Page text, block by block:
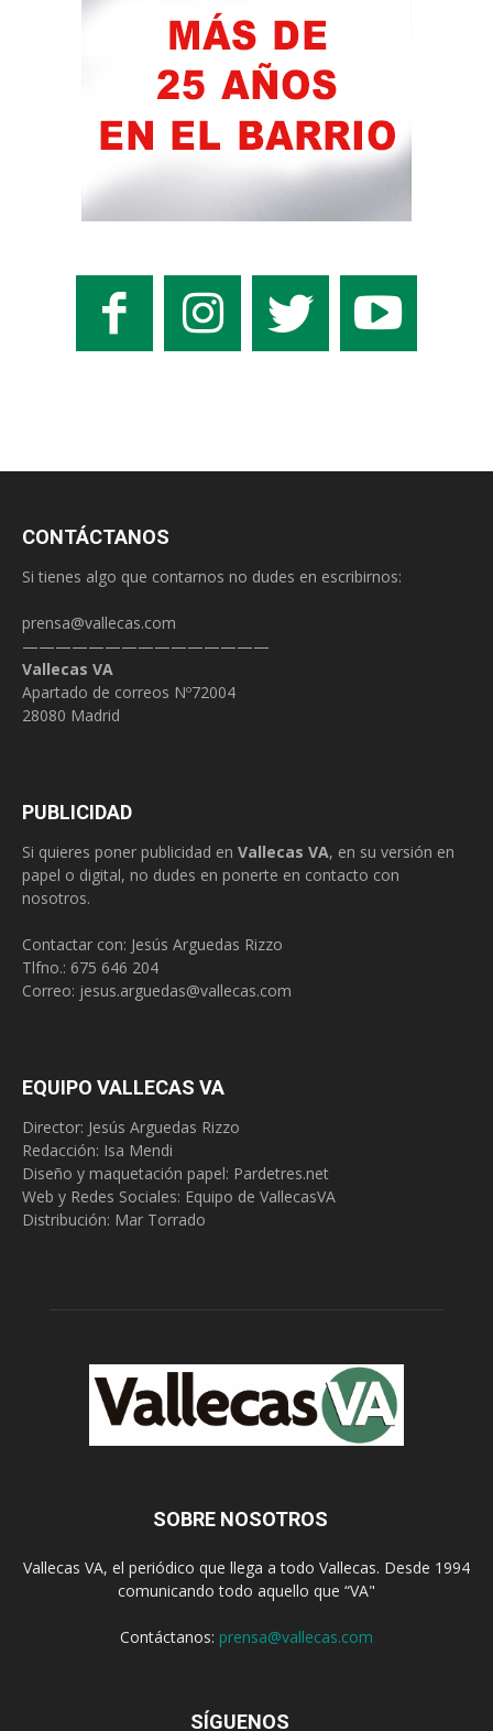
CONTÁCTANOS
Si tienes algo que contarnos no dudes en escribirnos:
prensa@vallecas.com
———————————————
Vallecas VA
Apartado de correos Nº72004
28080 Madrid
PUBLICIDAD
Si quieres poner publicidad en Vallecas VA, en su versión en
papel o digital, no dudes en ponerte en contacto con
nosotros.
Contactar con: Jesús Arguedas Rizzo
Tlfno.: 675 646 204
Correo: jesus.arguedas@vallecas.com
EQUIPO VALLECAS VA
Director: Jesús Arguedas Rizzo
Redacción: Isa Mendi
Diseño y maquetación papel: Pardetres.net
Web y Redes Sociales: Equipo de VallecasVA
Distribución: Mar Torrado
SOBRE NOSOTROS
Vallecas VA, el periódico que llega a todo Vallecas. Desde 1994
comunicando todo aquello que “VA"
Contáctanos: prensa@vallecas.com
SÍGUENOS